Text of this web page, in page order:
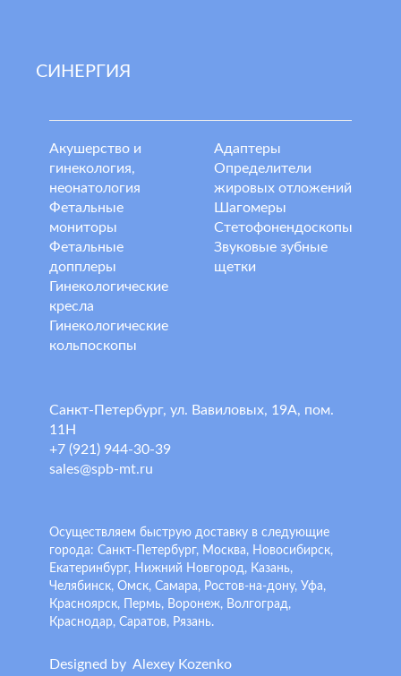
СИНЕРГИЯ
Акушерство и
гинекология,
неонатология
Фетальные
мониторы
Фетальные
допплеры
Гинекологические
кресла
Гинекологические
кольпоскопы
Адаптеры
Определители
жировых отложений
Шагомеры
Стетофонендоскопы
Звуковые зубные
щетки
Санкт-Петербург, ул. Вавиловых, 19А, пом.
11Н
+7 (921) 944-30-39
sales@spb-mt.ru
Осуществляем быструю доставку в следующие
города: Санкт-Петербург, Москва, Новосибирск,
Екатеринбург, Нижний Новгород, Казань,
Челябинск, Омск, Самара, Ростов-на-дону, Уфа,
Красноярск, Пермь, Воронеж, Волгоград,
Краснодар, Саратов, Рязань.
Designed by A lexey Kozenko